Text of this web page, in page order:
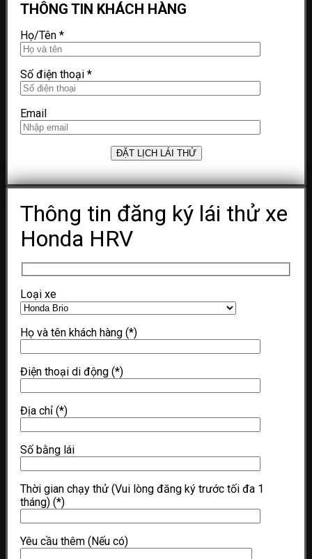
THÔNG TIN KHÁCH HÀNG
Họ/Tên *
Số điện thoại *
Email
Thông tin đăng ký lái thử xe
Honda HRV
Loại xe
Họ và tên khách hàng (*)
Điện thoại di động (*)
Địa chỉ (*)
Số bằng lái
Thời gian chạy thử (Vui lòng đăng ký trước tối đa 1
tháng) (*)
Yêu cầu thêm (Nếu có)